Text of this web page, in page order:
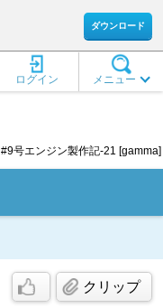
ダウンロード
メニュー
ログイン
#9号エンジン製作記-21 [gamma]
クリップ